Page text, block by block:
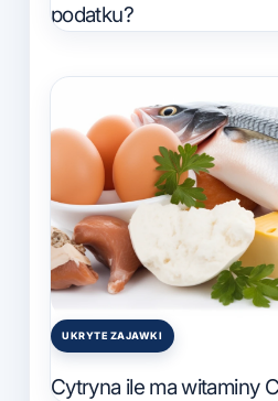
podatku?
Posted
UKRYTE ZAJAWKI
Cytryna ile ma witaminy